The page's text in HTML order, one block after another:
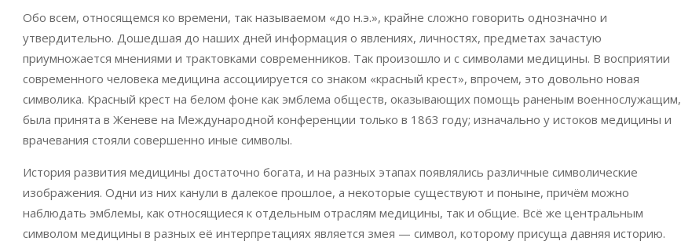
Обо всем, относящемся ко времени, так называемом «до н.э.», крайне сложно говорить однозначно и
утвердительно. Дошедшая до наших дней информация о явлениях, личностях, предметах зачастую
приумножается мнениями и трактовками современников. Так произошло и с символами медицины. В восприятии
современного человека медицина ассоциируется со знаком «красный крест», впрочем, это довольно новая
символика. Красный крест на белом фоне как эмблема обществ, оказывающих помощь раненым военнослужащим,
была принята в Женеве на Международной конференции только в 1863 году; изначально у истоков медицины и
врачевания стояли совершенно иные символы.
История развития медицины достаточно богата, и на разных этапах появлялись различные символические
изображения. Одни из них канули в далекое прошлое, а некоторые существуют и поныне, причём можно
наблюдать эмблемы, как относящиеся к отдельным отраслям медицины, так и общие. Всё же центральным
символом медицины в разных её интерпретациях является змея — символ, которому присуща давняя историю.